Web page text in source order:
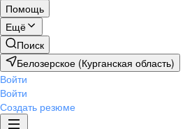
Помощь
Ещё
Поиск
Белозерское (Курганская область)
Войти
Войти
Создать резюме